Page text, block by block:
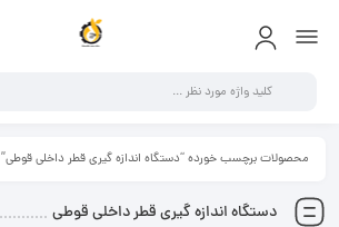
محصولات برچسب خورده “دستگاه اندازه گیری قطر داخلی قوطی”
دستگاه اندازه گیری قطر داخلی قوطی